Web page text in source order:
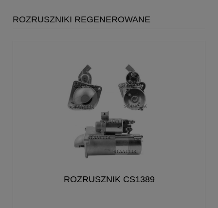
ROZRUSZNIKI REGENEROWANE
ROZRUSZNIK CS1389